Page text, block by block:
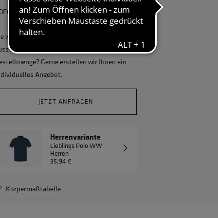
lieferbar, kostenlose Retoure
wollen Ihr Unternehmen ganzheitlich
und benötigen eine größere
Gerne erstellen wir Ihnen ein
Angebot.
JETZT ANFRAGEN
Herrenvariante
Lieblings Polo WW
Herren
35,94 €
Körpermaßtabelle